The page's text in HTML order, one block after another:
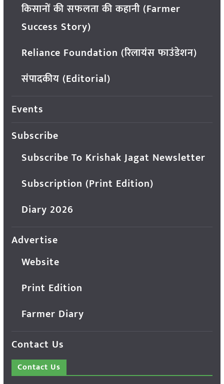
किसानों की सफलता की कहानी (Farmer
Success Story)
Reliance Foundation (रिलायंस फाउंडेशन)
संपादकीय (Editorial)
Events
Subscribe
Subscribe To Krishak Jagat Newsletter
Subscription (Print Edition)
Diary 2026
Advertise
Website
Print Edition
Farmer Diary
Contact Us
Contact Us